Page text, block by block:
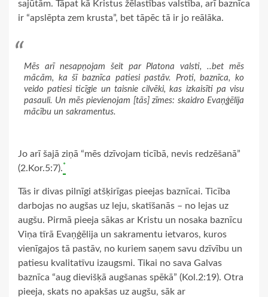
sajūtām. Tāpat kā Kristus žēlastības valstība, arī baznīca
ir “apslēpta zem krusta”, bet tāpēc tā ir jo reālāka.
Mēs arī nesapņojam šeit par Platona valsti, ..bet mēs
mācām, ka šī baznīca patiesi pastāv. Proti, baznīca, ko
veido patiesi ticīgie un taisnie cilvēki, kas izkaisīti pa visu
pasauli. Un mēs pievienojam [tās] zīmes: skaidro Evaņģēlija
mācību un sakramentus.
Jo arī šajā ziņā “mēs dzīvojam ticībā, nevis redzēšanā”
(2.Kor.5:7).*
Tās ir divas pilnīgi atšķirīgas pieejas baznīcai. Ticība
darbojas no augšas uz leju, skatīšanās – no lejas uz
augšu. Pirmā pieeja sākas ar Kristu un nosaka baznīcu
Viņa tīrā Evaņģēlija un sakramentu ietvaros, kuros
vienīgajos tā pastāv, no kuriem saņem savu dzīvību un
patiesu kvalitatīvu izaugsmi. Tikai no sava Galvas
baznīca “aug dievišķā augšanas spēkā” (Kol.2:19). Otra
pieeja, skats no apakšas uz augšu, sāk ar